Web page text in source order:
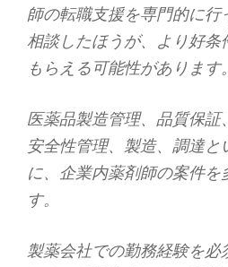
師の転職支援を専門的に行
相談したほうが、より好条
もらえる可能性があります。
医薬品製造管理、品質保証
安全性管理、製造、調達と
に、企業内薬剤師の案件を
す。
製薬会社での勤務経験を必